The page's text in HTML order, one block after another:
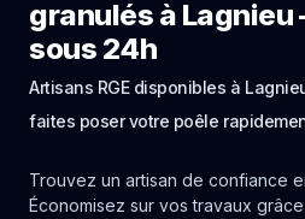
granulés à
sous 24h
Artisans RGE disponibles à
faites poser votre poêle
Trouvez un artisan de confiance
Économisez sur vos travaux